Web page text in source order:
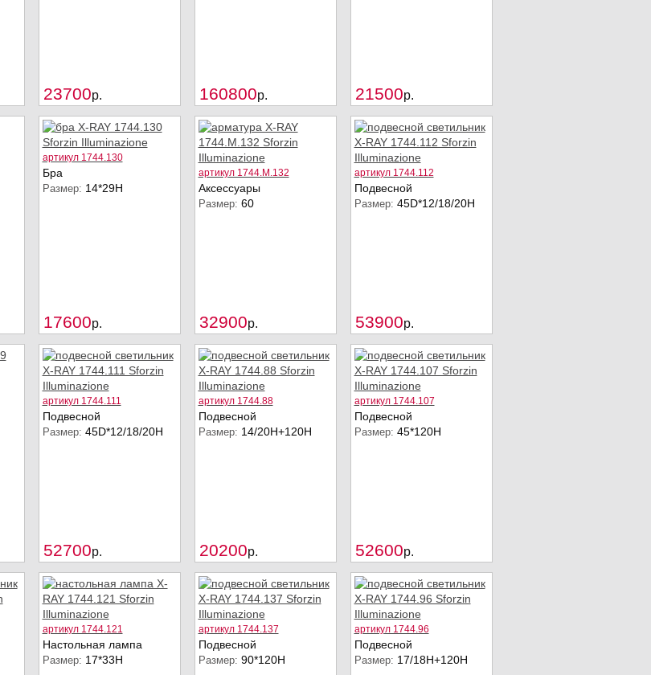
23700p. 160800p. 21500p.
артикул 1744.130
Бра
Размер: 14*29H
17600p.
артикул 1744.M.132
Аксессуары
Размер: 60
32900p.
артикул 1744.112
Подвесной
Размер: 45D*12/18/20Н
53900p.
артикул 1744.111
Подвесной
Размер: 45D*12/18/20Н
52700p.
артикул 1744.88
Подвесной
Размер: 14/20Н+120Н
20200p.
артикул 1744.107
Подвесной
Размер: 45*120H
52600p.
артикул 1744.121
Настольная лампа
Размер: 17*33H
артикул 1744.137
Подвесной
Размер: 90*120H
артикул 1744.96
Подвесной
Размер: 17/18Н+120Н